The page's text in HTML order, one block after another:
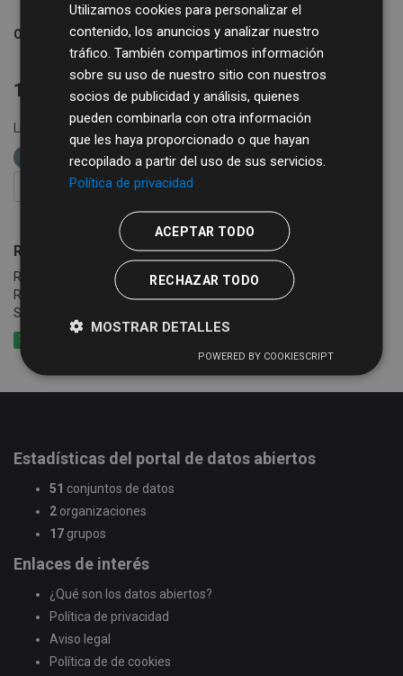
Ordenar por
1 conjunto de datos encontrado
Licencias:
Turismo
etiquetas: restaurantes
FILTRAR RESULTADOS
Registro Turístico de la Provincia de Salamanca
Relación e información de establecimientos registrados en el
Registro Turístico de la Junta de Castilla y León de la Provincia de
Salamanca
XLSX
Estadísticas del portal de datos abiertos
51 conjuntos de datos
2 organizaciones
17 grupos
Enlaces de interés
¿Qué son los datos abiertos?
Política de privacidad
Aviso legal
Política de de cookies
Utilizamos cookies para personalizar el
contenido, los anuncios y analizar nuestro
tráfico. También compartimos información
sobre su uso de nuestro sitio con nuestros
socios de publicidad y análisis, quienes
pueden combinarla con otra información
que les haya proporcionado o que hayan
recopilado a partir del uso de sus servicios.
Política de privacidad
ACEPTAR TODO
RECHAZAR TODO
MOSTRAR DETALLES
POWERED BY COOKIESCRIPT